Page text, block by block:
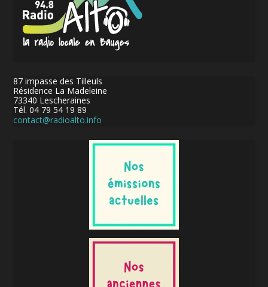
87 impasse des Tilleuls
Résidence La Madeleine
73340 Lescheraines
Tél. 04 79 54 19 89
contact@radioalto.info